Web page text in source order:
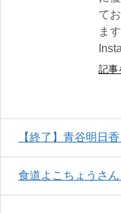
て
ま
記事
【終了】青谷明日
食道よこちょうさ